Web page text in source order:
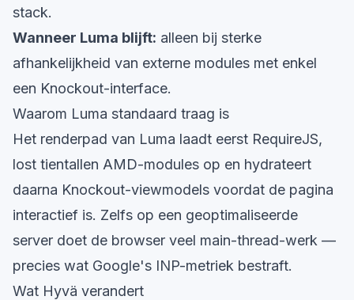
stack.
Wanneer Luma blijft: alleen bij sterke
afhankelijkheid van externe modules met enkel
een Knockout-interface.
Waarom Luma standaard traag is
Het renderpad van Luma laadt eerst RequireJS,
lost tientallen AMD-modules op en hydrateert
daarna Knockout-viewmodels voordat de pagina
interactief is. Zelfs op een geoptimaliseerde
server doet de browser veel main-thread-werk —
precies wat Google's INP-metriek bestraft.
Wat Hyvä verandert